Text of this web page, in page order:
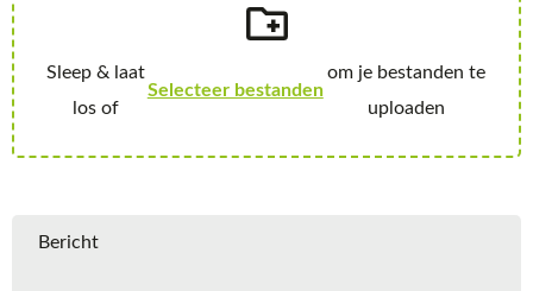
Selecteer bestanden